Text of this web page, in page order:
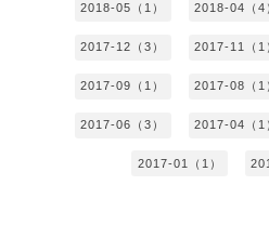
2018-05（1） 2018-04（4
2017-12（3） 2017-11（1
2017-09（1） 2017-08（1
2017-06（3） 2017-04（1
2017-01（1）